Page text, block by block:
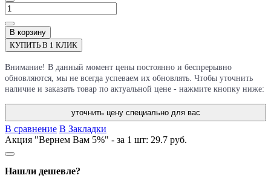
В корзину
КУПИТЬ В 1 КЛИК
Внимание! В данный момент цены постоянно и беспрерывно
обновляются, мы не всегда успеваем их обновлять. Чтобы уточнить
наличие и заказать товар по актуальной цене - нажмите кнопку ниже:
уточнить цену специально для вас
В сравнение В Закладки
Акция "Вернем Вам 5%" - за 1 шт: 29.7 руб.
Нашли дешевле?